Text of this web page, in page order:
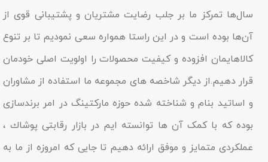
سال‌ها تمرکز ما بر جلب رضایت مشتریان و پشتیبانی قوی از
آن‌ها بوده است و در این راستا همواره سعی نمودیم تا بر تنوع
کالاهایمان افزوده و کیفیت محصولات را اولویت اصلی خودمان
قرار دهیم.از دیگر شاخصه هاى مجموعه ما استفاده از مشاوران
و اساتید بنام و شناخته شده حوزه مارکتینگ در امر برندسازى
بوده که با کمک آن ها توانسته ایم در بازار رقابتى پوشاك ،
عملکردى متمایز و موفق ارائه دهیم تا جایى که امروزه از ما به